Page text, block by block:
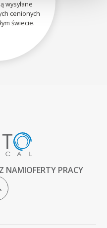
wysyłane
cenionych
świecie.
NAMIOFERTY PRACY